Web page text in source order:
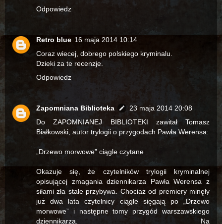
Odpowiedz
Retro blue 16 maja 2014 10:14
Coraz wiecej, dobrego polskiego kryminalu.
Dzieki za te recenzje.
Odpowiedz
Zapomniana Biblioteka
23 maja 2014 20:08
Do ZAPOMNIANEJ BIBLIOTEKI zawitał Tomasz
Białkowski, autor trylogii o przygodach Pawła Werensa:
„Drzewo morwowe” ciągle czytane
Okazuje się, że czytelników trylogii kryminalnej
opisującej zmagania dziennikarza Pawła Werensa z
siłami zła stale przybywa. Chociaż od premiery minęły
już dwa lata czytelnicy ciągle sięgają po „Drzewo
morwowe” i następne tomy przygód warszawskiego
dziennikarza. Na